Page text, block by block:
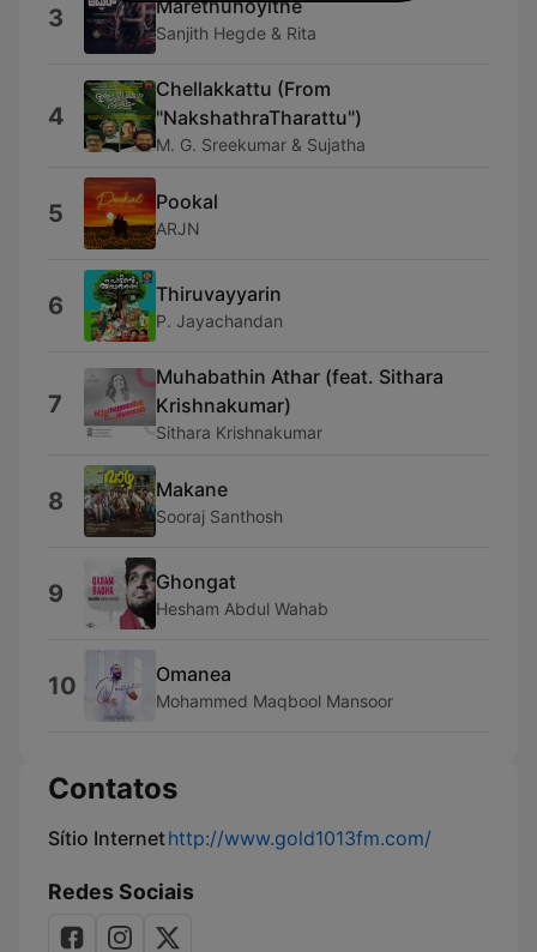
3 Marethuhoyithe
Sanjith Hegde & Rita
4
Chellakkattu (From
"NakshathraTharattu")
M. G. Sreekumar & Sujatha
5 Pookal
ARJN
6 Thiruvayyarin
P. Jayachandan
7
Muhabathin Athar (feat. Sithara
Krishnakumar)
Sithara Krishnakumar
8 Makane
Sooraj Santhosh
9 Ghongat
Hesham Abdul Wahab
10 Omanea
Mohammed Maqbool Mansoor
Contatos
Sítio Internethttp://www.gold1013fm.com/
Redes Sociais